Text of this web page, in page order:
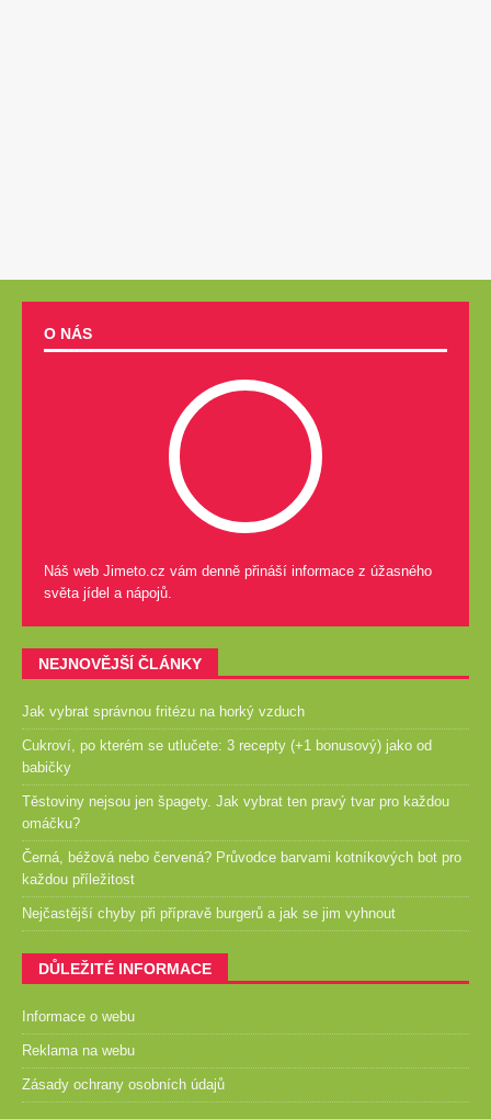
O NÁS
Náš web Jimeto.cz vám denně přináší informace z úžasného
světa jídel a nápojů.
NEJNOVĚJŠÍ ČLÁNKY
Jak vybrat správnou fritézu na horký vzduch
Cukroví, po kterém se utlučete: 3 recepty (+1 bonusový) jako od
babičky
Těstoviny nejsou jen špagety. Jak vybrat ten pravý tvar pro každou
omáčku?
Černá, béžová nebo červená? Průvodce barvami kotníkových bot pro
každou příležitost
Nejčastější chyby při přípravě burgerů a jak se jim vyhnout
DŮLEŽITÉ INFORMACE
Informace o webu
Reklama na webu
Zásady ochrany osobních údajů